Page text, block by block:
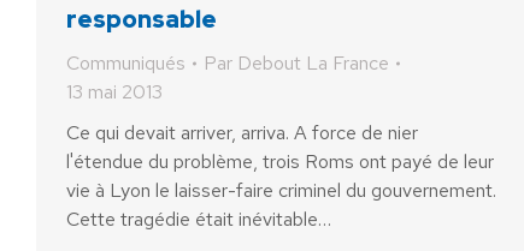
responsable
Communiqués Par Debout La France
13 mai 2013
Ce qui devait arriver, arriva. A force de nier
l'étendue du problème, trois Roms ont payé de leur
vie à Lyon le laisser-faire criminel du gouvernement.
Cette tragédie était inévitable…